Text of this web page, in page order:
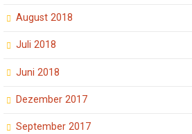
August 2018
Juli 2018
Juni 2018
Dezember 2017
September 2017